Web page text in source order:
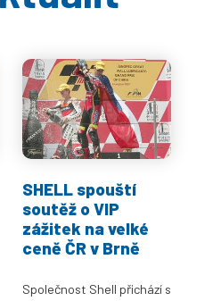
SHELL spouští
soutěž o VIP
zážitek na velké
ceně ČR v Brně
Společnost Shell přichází s